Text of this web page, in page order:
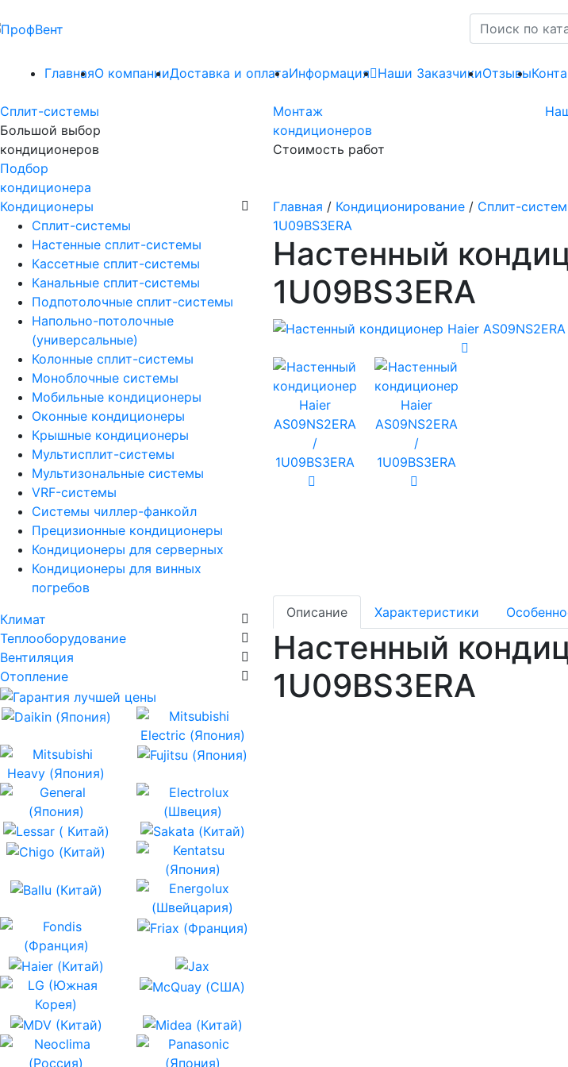
ГлавнаяО компанииДоставка и оплатаИнформация Наши ЗаказчикиОтзывы
Сплит-системы
Большой выбор
кондиционеров
Монтаж
кондиционеров
Стоимость работ
Подбор
кондиционера
Кондиционеры
Сплит-системы
Настенные сплит-системы
Кассетные сплит-системы
Канальные сплит-системы
Подпотолочные сплит-системы
Напольно-потолочные
(универсальные)
Колонные сплит-системы
Моноблочные системы
Мобильные кондиционеры
Оконные кондиционеры
Крышные кондиционеры
Мультисплит-системы
Мультизональные системы
VRF-системы
Системы чиллер-фанкойл
Прецизионные кондиционеры
Кондиционеры для серверных
Кондиционеры для винных
погребов
Климат
Теплооборудование
Вентиляция
Отопление
Главная / Кондиционирование/ Сплит-
1U09BS3ERA
Настенный
1U09BS3ERA
Описание
Характеристики
Настенный
1U09BS3ERA